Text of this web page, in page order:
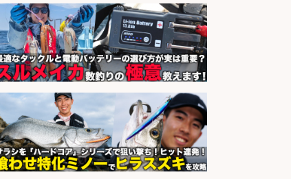
ーズ株式会社
sponsored by 求人ボックス
販売スタッフ/「未経験歓迎」魚を
捌く作業なし!イオン食品売場スタッ
フ募集/東京都/目黒区
会社名 イオンスタイル碑文谷店
sponsored by 求人ボックス